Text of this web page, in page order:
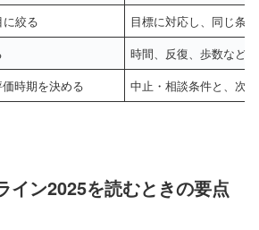
絞る 目標に対応し、同じ条
時間、反復、歩数など
時期を決める 中止・相談条件と、次
イン2025を読むときの要点